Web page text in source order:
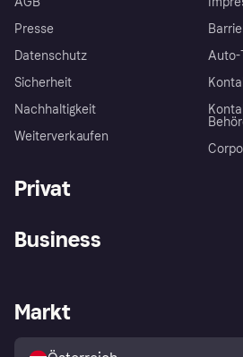
Presse
Datenschutz
Sicherheit
Nachhaltigkeit
Weiterverkaufen
Auto-
Privat
Shops entdecken
Business
Händlerportal
Markt